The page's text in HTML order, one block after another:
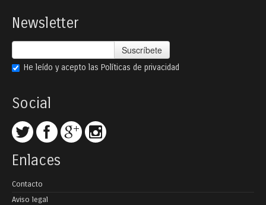
Newsletter
Suscríbete
He leído y acepto las Políticas de privacidad
Social
Enlaces
Contacto
Aviso legal